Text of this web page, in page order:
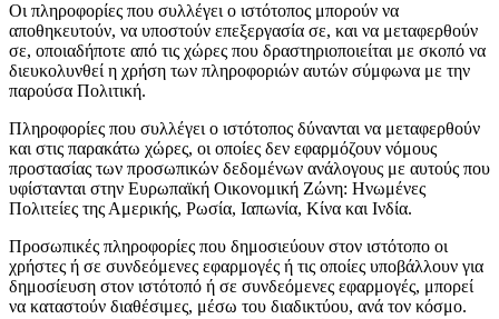
Οι πληροφορίες που συλλέγει ο ιστότοπος μπορούν να
αποθηκευτούν, να υποστούν επεξεργασία σε, και να μεταφερθούν
σε, οποιαδήποτε από τις χώρες που δραστηριοποιείται με σκοπό να
διευκολυνθεί η χρήση των πληροφοριών αυτών σύμφωνα με την
παρούσα Πολιτική.
Πληροφορίες που συλλέγει ο ιστότοπος δύνανται να μεταφερθούν
και στις παρακάτω χώρες, οι οποίες δεν εφαρμόζουν νόμους
προστασίας των προσωπικών δεδομένων ανάλογους με αυτούς που
υφίστανται στην Ευρωπαϊκή Οικονομική Ζώνη: Ηνωμένες
Πολιτείες της Αμερικής, Ρωσία, Ιαπωνία, Κίνα και Ινδία.
Προσωπικές πληροφορίες που δημοσιεύουν στον ιστότοπο οι
χρήστες ή σε συνδεόμενες εφαρμογές ή τις οποίες υποβάλλουν για
δημοσίευση στον ιστότοπό ή σε συνδεόμενες εφαρμογές, μπορεί
να καταστούν διαθέσιμες, μέσω του διαδικτύου, ανά τον κόσμο.